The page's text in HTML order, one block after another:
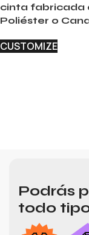
cinta fabricada
Poliéster o
CUSTOMIZE
Podrás
todo